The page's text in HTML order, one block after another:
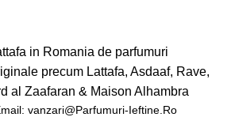
in Romania de parfumuri
precum Lattafa, Asdaaf, Rave,
al Zaafaran & Maison Alhambra
vanzari@Parfumuri-Ieftine.Ro